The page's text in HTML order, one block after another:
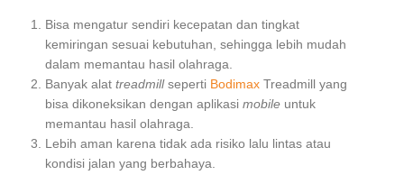
Bisa mengatur sendiri kecepatan dan tingkat
kemiringan sesuai kebutuhan, sehingga lebih mudah
dalam memantau hasil olahraga.
Banyak alat treadmillseperti Bodimax Treadmill yang
bisa dikoneksikan dengan aplikasi mobile untuk
memantau hasil olahraga.
Lebih aman karena tidak ada risiko lalu lintas atau
kondisi jalan yang berbahaya.